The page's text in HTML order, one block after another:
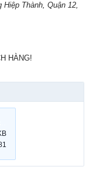
Thành, Quận 12,
HÀNG!